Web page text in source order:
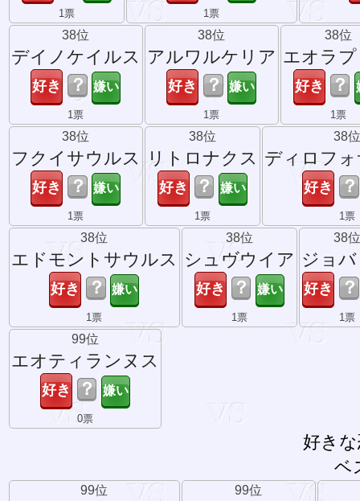
1票 1票
38位
デイノケイルス
？
1票
38位
アルワルケリア
？
1票
38位
エオラ
？
1票
38位
フクイサウルス
？
1票
38位
リトロナクス
？
1票
38
ディロフ
？
1票
38位
エドモントサウルス
？
1票
38位
シュヴウイア
？
1票
38
ジョ
？
1票
99位
エオティランヌス
？
0票
好き
ベ
99位 99位